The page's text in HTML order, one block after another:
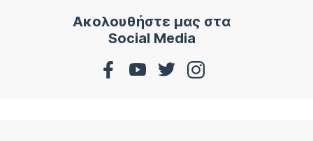
Ακολουθήστε μας στα
Social Media